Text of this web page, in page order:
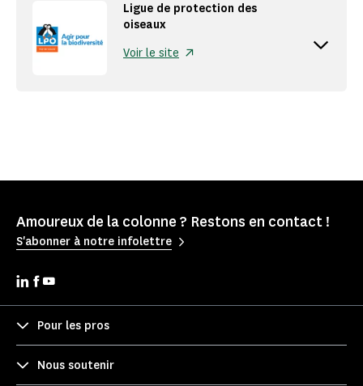
Ligue de protection des
oiseaux
Voir le site
Accordion button
Amoureux de la colonne ? Restons en contact !
S'abonner à notre infolettre
Pour les pros
Nous soutenir